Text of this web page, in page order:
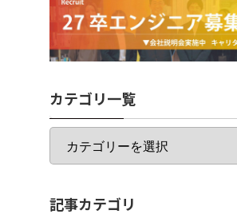
カテゴリ一覧
カ
ゴ
一
記事カテゴリ